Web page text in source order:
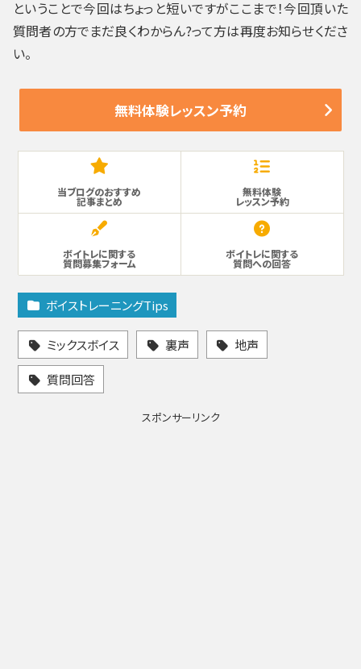
ということで今回はちょっと短いですがここまで！今回頂いた
質問者の方でまだ良くわからん?って方は再度お知らせくださ
い。
無料体験レッスン予約
当ブログのおすすめ
記事まとめ
無料体験
レッスン予約
ボイトレに関する
質問募集フォーム
ボイトレに関する
質問への回答
ボイストレーニングTips
ミックスボイス 裏声 地声
質問回答
スポンサーリンク